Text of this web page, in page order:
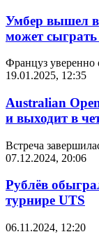
Умбер вышел в
может
Француз уверенно
19.01.2025, 12:35
Australian
и выходит в
Встреча
07.12.2024, 20:06
Рублёв
турнире UTS
06.11.2024, 12:20